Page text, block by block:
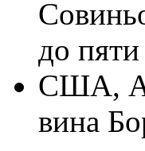
до
США,
вина